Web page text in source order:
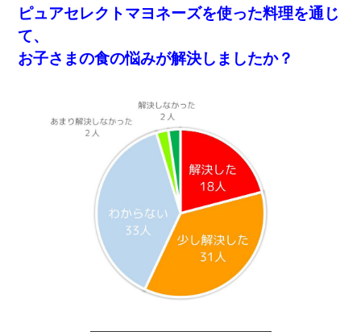
ピュアセレクトマヨネーズを使った料理を通じ
て、
お子さまの食の悩みが解決しましたか？